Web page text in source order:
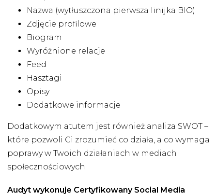
Nazwa (wytłuszczona pierwsza linijka BIO)
Zdjęcie profilowe
Biogram
Wyróżnione relacje
Feed
Hasztagi
Opisy
Dodatkowe informacje
Dodatkowym atutem jest również analiza SWOT –
które pozwoli Ci zrozumieć co działa, a co wymaga
poprawy w Twoich działaniach w mediach
społecznościowych.
Audyt wykonuje Certyfikowany Social Media